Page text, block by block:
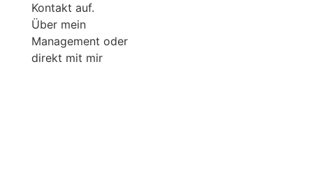
Kontakt auf.
Über mein
Management oder
direkt mit mir